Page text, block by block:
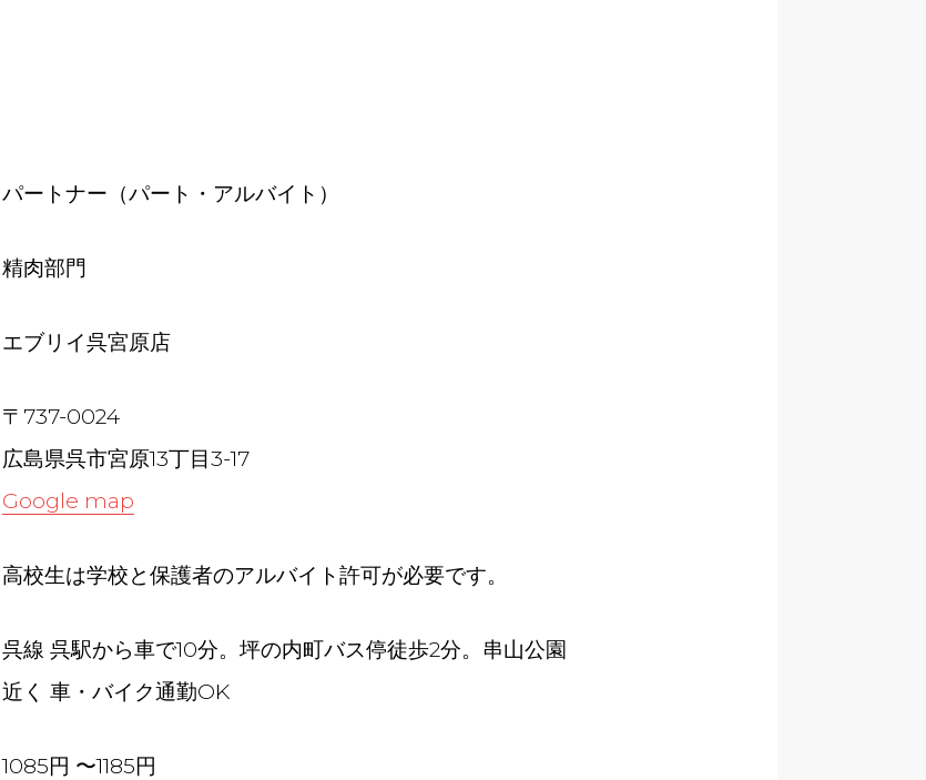
パートナー（パート・アルバイト）
精肉部門
エブリイ呉宮原店
〒737-0024
広島県呉市宮原13丁目3-17
Google map
高校生は学校と保護者のアルバイト許可が必要です。
呉線 呉駅から車で10分。坪の内町バス停徒歩2分。串山公園
近く 車・バイク通勤OK
1085円 〜1185円